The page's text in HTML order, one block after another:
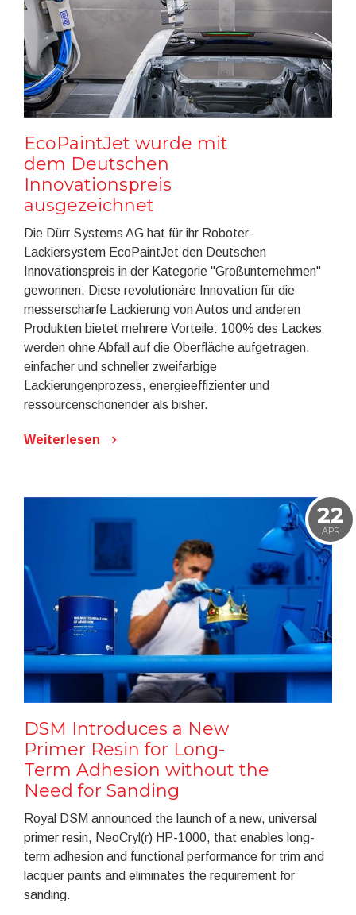
EcoPaintJet wurde mit
dem Deutschen
Innovationspreis
ausgezeichnet
Die Dürr Systems AG hat für ihr Roboter-
Lackiersystem EcoPaintJet den Deutschen
Innovationspreis in der Kategorie "Großunternehmen"
gewonnen. Diese revolutionäre Innovation für die
messerscharfe Lackierung von Autos und anderen
Produkten bietet mehrere Vorteile: 100% des Lackes
werden ohne Abfall auf die Oberfläche aufgetragen,
einfacher und schneller zweifarbige
Lackierungenprozess, energieeffizienter und
ressourcenschonender als bisher.
Weiterlesen
22
APR
DSM Introduces a New
Primer Resin for Long-
Term Adhesion without the
Need for Sanding
Royal DSM announced the launch of a new, universal
primer resin, NeoCryl(r) HP-1000, that enables long-
term adhesion and functional performance for trim and
lacquer paints and eliminates the requirement for
sanding.